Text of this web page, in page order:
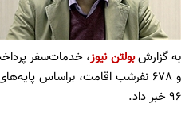
به گزارشبولتن نیوز
96 خبر داد.